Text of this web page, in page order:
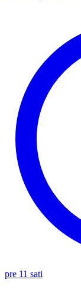
pre 11 sati